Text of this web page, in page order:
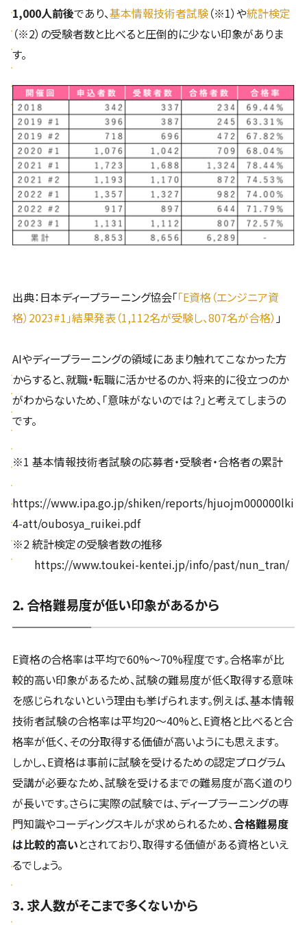
1,000人前後であり、基本情報技術者試験（※1）や統計検定
（※2）の受験者数と比べると圧倒的に少ない印象がありま
す。
出典：日本ディープラーニング協会「「E資格（エンジニア資
格）2023#1」結果発表（1,112名が受験し、807名が合格） 」
AIやディープラーニングの領域にあまり触れてこなかった方
からすると、就職・転職に活かせるのか、将来的に役立つのか
がわからないため、「意味がないのでは？」と考えてしまうの
です。
※1 基本情報技術者試験の応募者・受験者・合格者の累計
https://www.ipa.go.jp/shiken/reports/hjuojm000000lki
4-att/oubosya_ruikei.pdf
※2 統計検定の受験者数の推移
https://www.toukei-kentei.jp/info/past/nun_tran/
2. 合格難易度が低い印象があるから
E資格の合格率は平均で60%～70%程度です。合格率が比
較的高い印象があるため、試験の難易度が低く取得する意味
を感じられないという理由も挙げられます。例えば、基本情報
技術者試験の合格率は平均20～40%と、E資格と比べると合
格率が低く、その分取得する価値が高いようにも思えます。
しかし、E資格は事前に試験を受けるための認定プログラム
受講が必要なため、試験を受けるまでの難易度が高く道のり
が長いです。さらに実際の試験では、ディープラーニングの専
門知識やコーディングスキルが求められるため、合格難易度
は比較的高いとされており、取得する価値がある資格といえ
るでしょう。
3. 求人数がそこまで多くないから